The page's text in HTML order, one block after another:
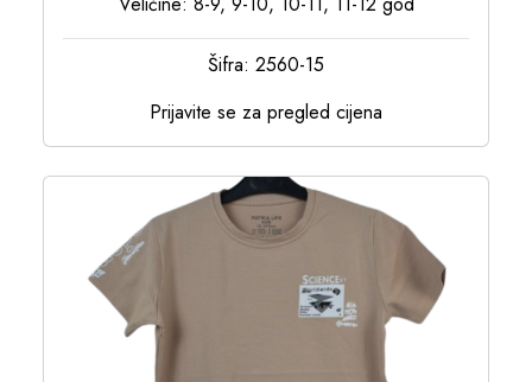
Šifra: 2560-15
Prijavite se za pregled cijena